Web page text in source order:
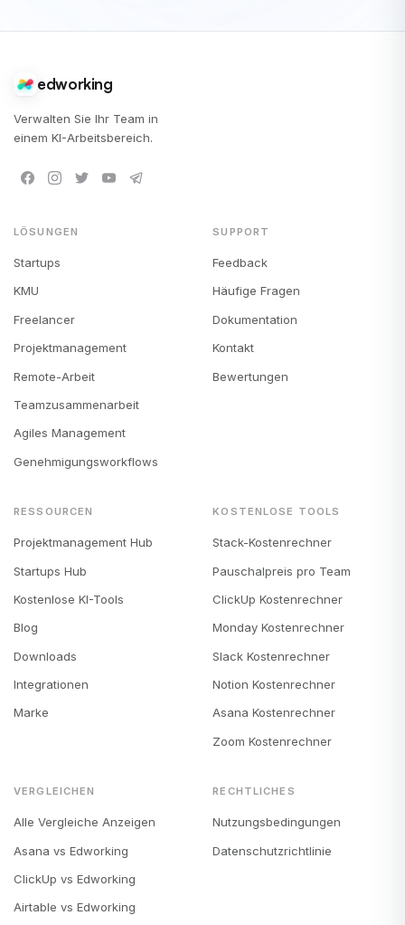
edworking
Verwalten Sie Ihr Team in
einem KI-Arbeitsbereich.
LÖSUNGEN
Startups
KMU
Freelancer
Projektmanagement
Remote-Arbeit
Teamzusammenarbeit
Agiles Management
Genehmigungsworkflows
SUPPORT
Feedback
Häufige Fragen
Dokumentation
Kontakt
Bewertungen
RESSOURCEN
Projektmanagement Hub
Startups Hub
Kostenlose KI-Tools
Blog
Downloads
Integrationen
Marke
KOSTENLOSE TOOLS
Stack-Kostenrechner
Pauschalpreis pro Team
ClickUp Kostenrechner
Monday Kostenrechner
Slack Kostenrechner
Notion Kostenrechner
Asana Kostenrechner
Zoom Kostenrechner
VERGLEICHEN
Alle Vergleiche Anzeigen
Asana vs Edworking
ClickUp vs Edworking
Airtable vs Edworking
RECHTLICHES
Nutzungsbedingungen
Datenschutzrichtlinie